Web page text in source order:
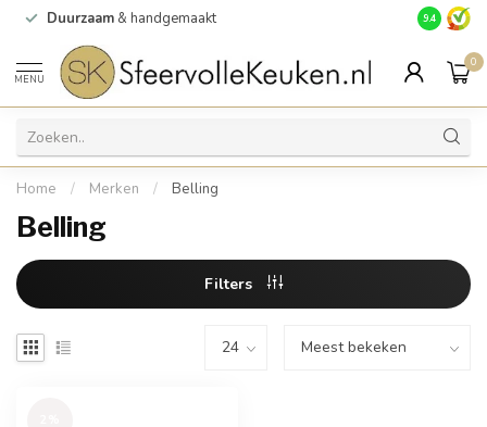
Duurzaam & handgemaakt Gratis
9.4
MENU
0
Home / Merken / Belling
Belling
Filters